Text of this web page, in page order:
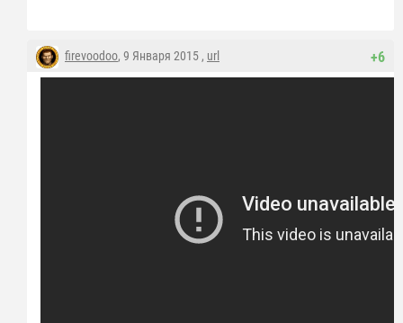
+6
firevoodoo, 9 Января 2015 , url